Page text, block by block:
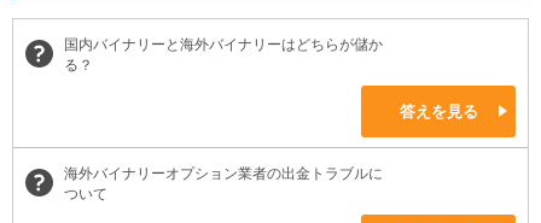
国内バイナリーと海外バイナリーはどちらが儲か
る？
答えを見る
海外バイナリーオプション業者の出金トラブルに
ついて